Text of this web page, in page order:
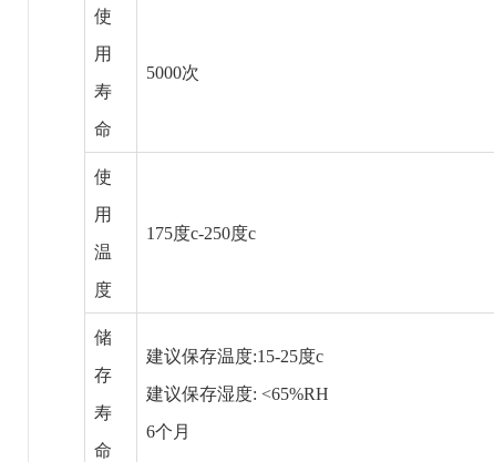
使
用
寿
命
5000次
使
用
温
度
175度c-250度c
储
存
寿
命
建议保存温度:15-25度c
建议保存湿度: <65%RH
6个月